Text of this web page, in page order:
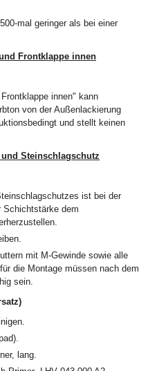
mal geringer als bei einer
Frontklappe innen
innen" kann
von der Außenlackierung
und stellt keinen
Steinschlagschutz
ist bei der
Schichtstärke dem
mit M-Gewinde sowie alle
die Montage müssen nach dem
sein.
lang.